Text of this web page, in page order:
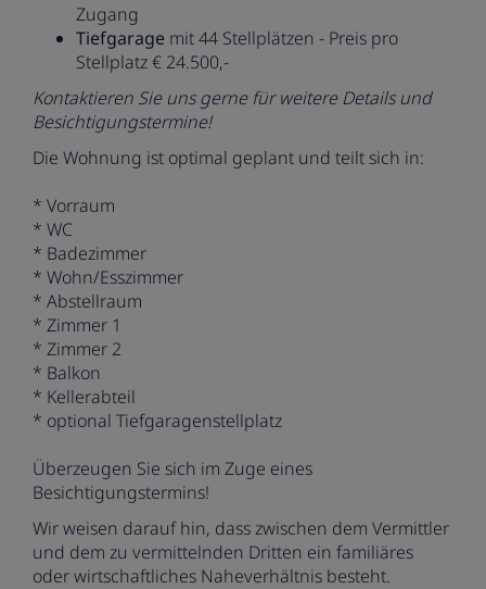
Zugang
Tiefgarage mit 44 Stellplätzen - Preis pro
Stellplatz € 24.500,-
Kontaktieren Sie uns gerne für weitere Details und
Besichtigungstermine!
Die Wohnung ist optimal geplant und teilt sich in:
* Vorraum
* WC
* Badezimmer
* Wohn/Esszimmer
* Abstellraum
* Zimmer 1
* Zimmer 2
* Balkon
* Kellerabteil
* optional Tiefgaragenstellplatz
Überzeugen Sie sich im Zuge eines
Besichtigungstermins!
Wir weisen darauf hin, dass zwischen dem Vermittler
und dem zu vermittelnden Dritten ein familiäres
oder wirtschaftliches Naheverhältnis besteht.